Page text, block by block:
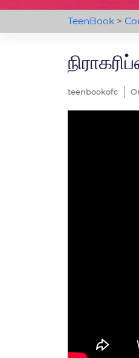
TeenBook>
teenbookofc